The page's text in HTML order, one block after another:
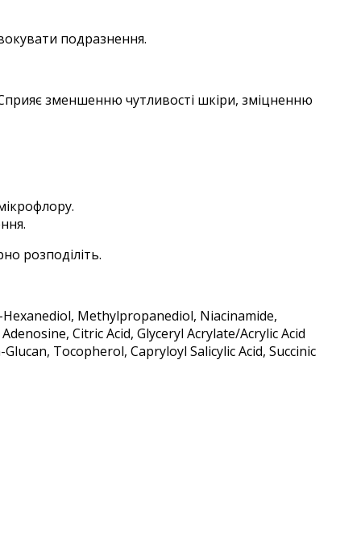
подразнення.
зменшенню чутливості шкіри, зміцненню
розподіліть.
Methylpropanediol, Niacinamide,
Citric Acid, Glyceryl Acrylate/Acrylic Acid
Tocopherol, Capryloyl Salicylic Acid, Succinic